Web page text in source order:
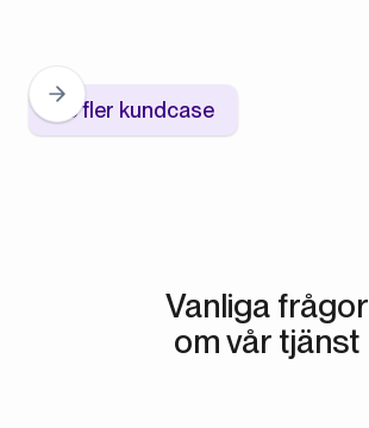
Se fler kundcase
Vanliga frågor
om vår tjänst